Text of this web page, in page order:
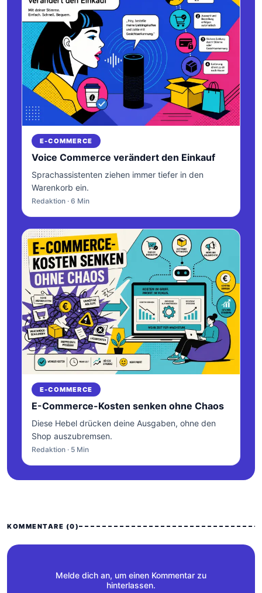
E-COMMERCE
Voice Commerce verändert den Einkauf
Sprachassistenten ziehen immer tiefer in den
Warenkorb ein.
Redaktion · 6 Min
E-COMMERCE
E-Commerce-Kosten senken ohne Chaos
Diese Hebel drücken deine Ausgaben, ohne den
Shop auszubremsen.
Redaktion · 5 Min
KOMMENTARE (0)
Melde dich an, um einen Kommentar zu
hinterlassen.